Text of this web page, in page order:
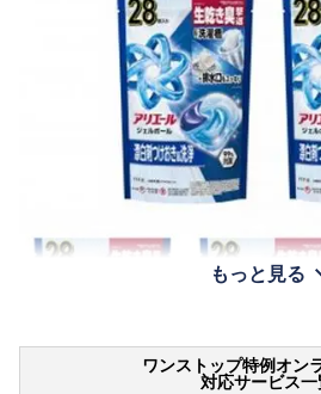
もっと見る
ワンストップ特例オン
対応サービス一